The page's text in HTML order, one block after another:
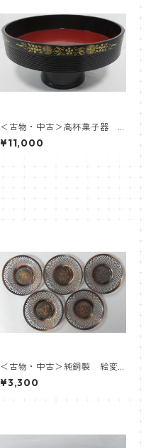
＜古物・中古＞高杯菓子器
象彦
¥11,000
＜古物・中古＞純銅製 絵変
茶托 ５客 ※箱ナシ
¥3,300